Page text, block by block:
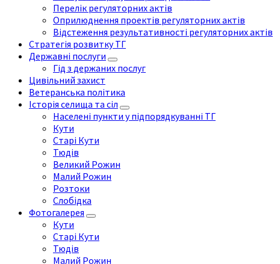
Перелік регуляторних актів
Оприлюднення проектів регуляторних актів
Відстеження результативності регуляторних актів
Стратегія розвитку ТГ
Державні послуги
Гід з держаних послуг
Цивільний захист
Ветеранська політика
Історія селища та сіл
Населені пункти у підпорядкуванні ТГ
Кути
Старі Кути
Тюдів
Великий Рожин
Малий Рожин
Розтоки
Слобідка
Фотогалерея
Кути
Старі Кути
Тюдів
Малий Рожин